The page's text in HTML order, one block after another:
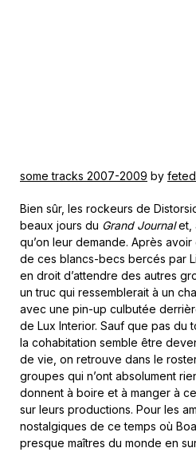
some tracks 2007-2009 by
Bien sûr, les rockeurs de
beaux jours du Grand Journalet,
qu’on leur demande. Après
de ces blancs-becs bercés par
en droit d’attendre des autres
un truc qui ressemblerait à un
avec une pin-up culbutée
de Lux Interior. Sauf que pas du
la cohabitation semble être
de vie, on retrouve dans le
groupes qui n’ont absolument
donnent à boire et à manger à
sur leurs productions. Pour les
nostalgiques de ce temps où
presque maîtres du monde en